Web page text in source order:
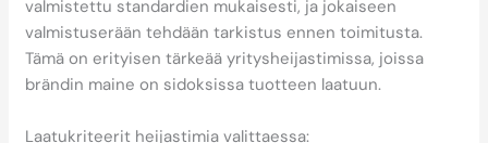
valmistettu standardien mukaisesti, ja jokaiseen
valmistuserään tehdään tarkistus ennen toimitusta.
Tämä on erityisen tärkeää yritysheijastimissa, joissa
brändin maine on sidoksissa tuotteen laatuun.
Laatukriteerit heijastimia valittaessa: